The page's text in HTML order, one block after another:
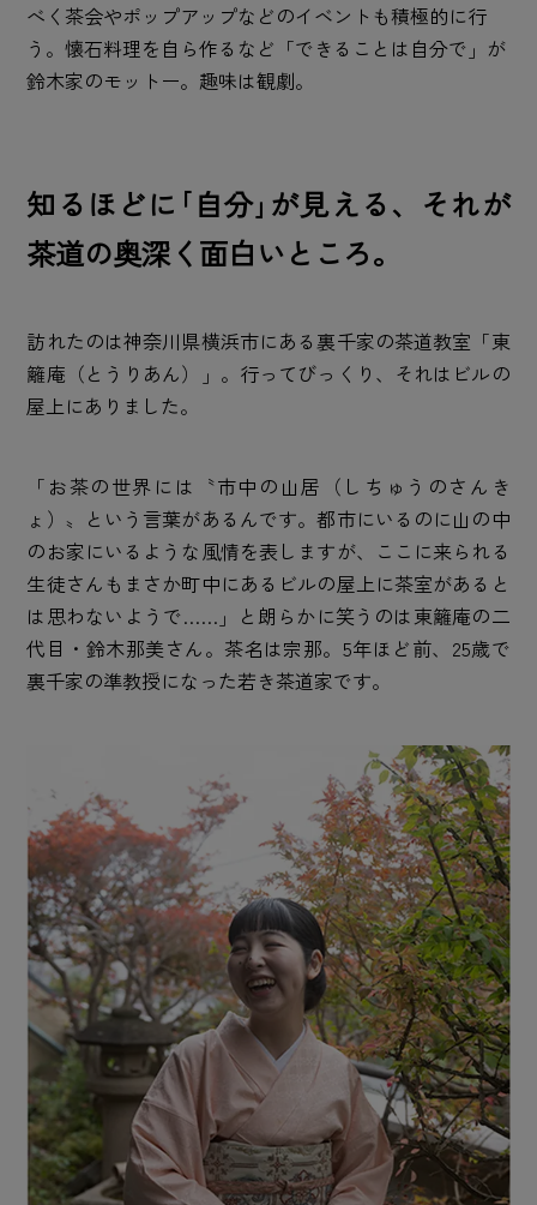
べく茶会やポップアップなどのイベントも積極的に行
う。懐石料理を自ら作るなど「できることは自分で」が
鈴木家のモットー。趣味は観劇。
知るほどに｢自分｣が見える、それが
茶道の奥深く面白いところ。
訪れたのは神奈川県横浜市にある裏千家の茶道教室「東
籬庵（とうりあん）」。行ってびっくり、それはビルの
屋上にありました。
「お茶の世界には〝市中の山居（しちゅうのさんき
ょ）〟という言葉があるんです。都市にいるのに山の中
のお家にいるような風情を表しますが、ここに来られる
生徒さんもまさか町中にあるビルの屋上に茶室があると
は思わないようで……」と朗らかに笑うのは東籬庵の二
代目・鈴木那美さん。茶名は宗那。5年ほど前、25歳で
裏千家の準教授になった若き茶道家です。